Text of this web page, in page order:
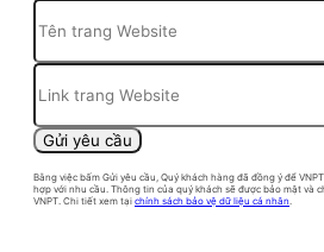
Bằng việc bấm Gửi yêu cầu, Quý khách hàng đã đồng ý để
hợp với nhu cầu. Thông tin của quý khách sẽ được bảo mật và
VNPT. Chi tiết xem tại chính sách bảo vệ dữ liệu cá nhân